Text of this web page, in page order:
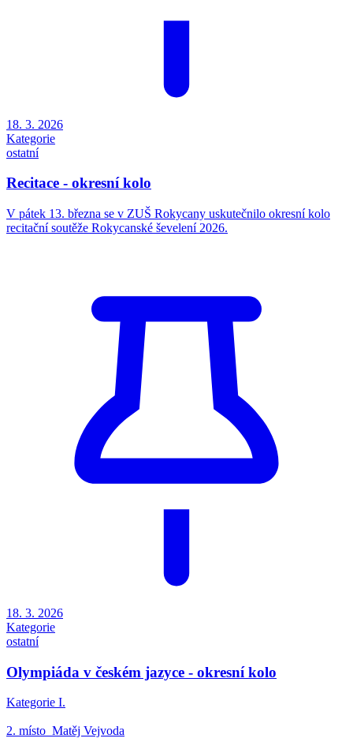
18. 3. 2026
Kategorie
ostatní
Recitace - okresní kolo
V pátek 13. března se v ZUŠ Rokycany uskutečnilo okresní kolo
recitační soutěže Rokycanské ševelení 2026.
18. 3. 2026
Kategorie
ostatní
Olympiáda v českém jazyce - okresní kolo
Kategorie I.
2. místo Matěj Vejvoda